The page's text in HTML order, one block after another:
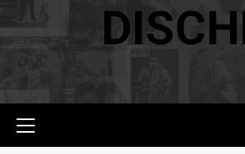
principale